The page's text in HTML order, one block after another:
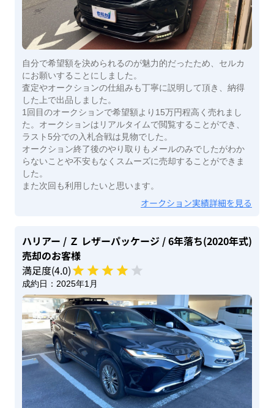
自分で希望額を決められるのが魅力的だったため、セルカ
にお願いすることにしました。
査定やオークションの仕組みも丁寧に説明して頂き、納得
した上で出品しました。
1回目のオークションで希望額より15万円程高く売れまし
た。オークションはリアルタイムで閲覧することができ、
ラスト5分での入札合戦は見物でした。
オークション終了後のやり取りもメールのみでしたがわか
らないことや不安もなくスムーズに売却することができま
した。
また次回も利用したいと思います。
オークション実績詳細を見る
ハリアー / Ｚ レザーパッケージ / 6年落ち(2020年式)
売却のお客様
満足度(4.0)
成約日： 2025年1月